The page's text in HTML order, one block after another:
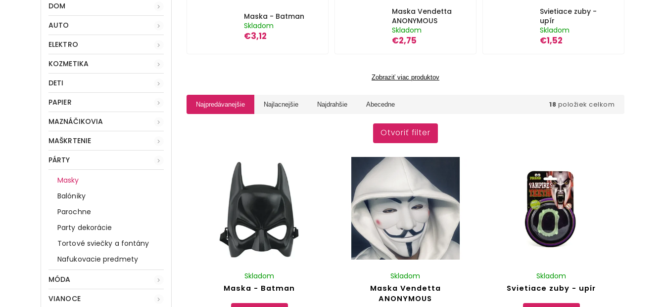
DOM
AUTO
ELEKTRO
KOZMETIKA
DETI
PAPIER
MAZNÁČIKOVIA
MAŠKRTENIE
PÁRTY
Masky
Balóniky
Parochne
Party dekorácie
Tortové sviečky a fontány
Nafukovacie predmety
MÓDA
VIANOCE
Maska - Batman
Skladom
€3,12
Maska Vendetta
ANONYMOUS
Skladom
€2,75
Svietiace zuby -
upír
Skladom
€1,52
Zobraziť viac produktov
Najpredávanejšie Najlacnejšie Najdrahšie Abecedne 18 položiek celkom
Otvoriť filter
Maska - Batman
Skladom
Maska Vendetta
ANONYMOUS
Skladom
Svietiace zuby - upír
Skladom